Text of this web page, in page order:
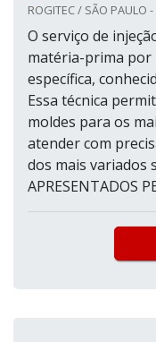
ROGITEC / SÃO PAULO -
O serviço de
matéria-prima por
específica,
Essa técnica
moldes para os
atender com
dos mais variados
APRESENTADOS